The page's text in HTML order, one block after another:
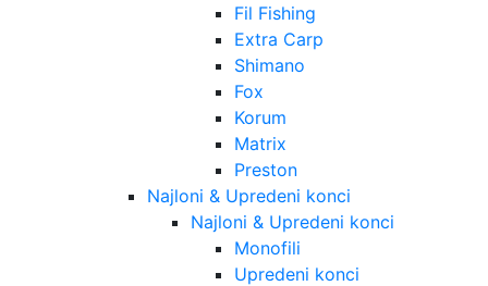
Fil Fishing
Extra Carp
Shimano
Fox
Korum
Matrix
Preston
Najloni & Upredeni konci
Najloni & Upredeni konci
Monofili
Upredeni konci